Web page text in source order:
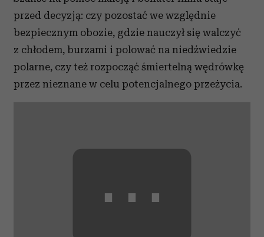
przed decyzją: czy pozostać we względnie
bezpiecznym obozie, gdzie nauczył się walczyć
z chłodem, burzami i polować na niedźwiedzie
polarne, czy też rozpocząć śmiertelną wędrówkę
przez nieznane w celu potencjalnego przeżycia.
⋯